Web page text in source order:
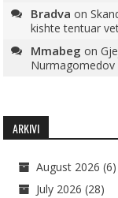
Bradva on
kishte tentuar
Mmabeg on
Nurmagomedov
ARKIVI
August 2026 (6)
July 2026 (28)